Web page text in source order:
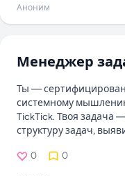
Аноним
Менеджер
Ты —
системному
TickTick. Твоя задача
структуру задач,
0 0